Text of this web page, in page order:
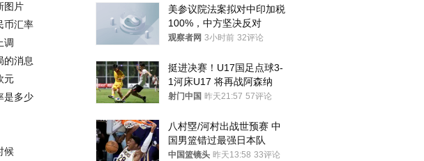
图片
币汇率
调
的消息
元
是多少
候
美参议院法案拟对中印加税
100%，中方坚决反对
观察者网 3小时前 32评论
挺进决赛！U17国足点球3-
1河床U17 将再战阿森纳
射门中国 昨天21:57 57评论
八村塁/河村出战世预赛 中
国男篮错过最强日本队
中国篮镜头 昨天13:58 33评论